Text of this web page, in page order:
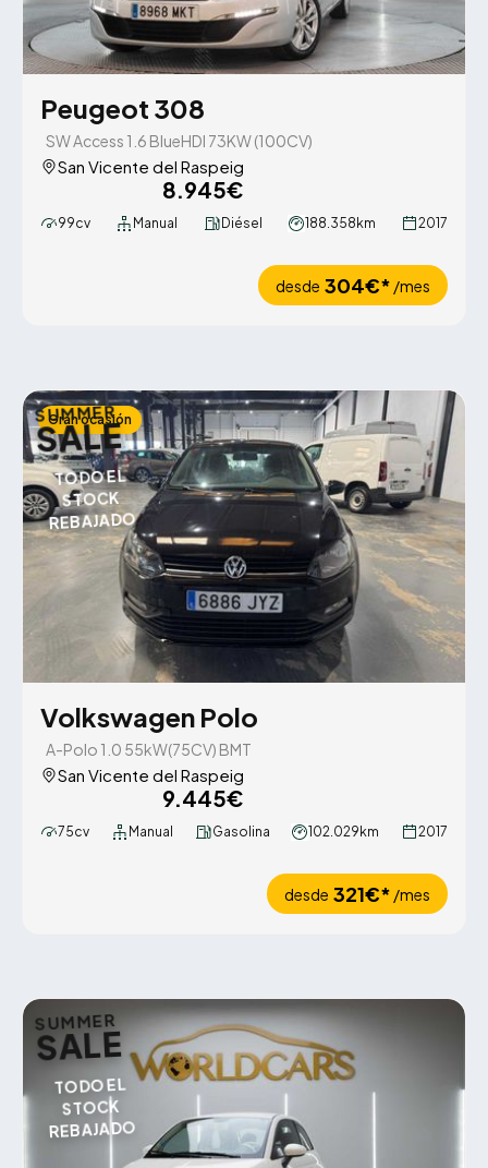
Peugeot 308
SW Access 1.6 BlueHDI 73KW (100CV)
San Vicente del Raspeig
8.945€
99cv Manual Diésel 188.358km 2017
desde 304€* /mes
SUMMER
SALE
TODO EL
STOCK
REBAJADO
Gran ocasión
Volkswagen Polo
A-Polo 1.0 55kW(75CV) BMT
San Vicente del Raspeig
9.445€
75cv Manual Gasolina 102.029km 2017
desde 321€* /mes
SUMMER
SALE
TODO EL
STOCK
REBAJADO